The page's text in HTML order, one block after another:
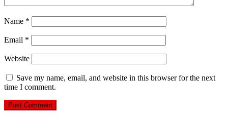
Name *
Email *
Website
Save my name, email, and website in this browser for the next
time I comment.